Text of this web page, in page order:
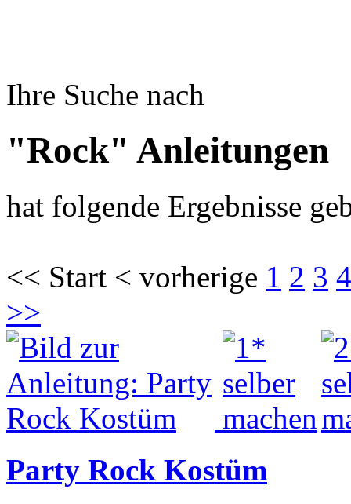
Ihre Suche nach
"Rock" Anleitungen
hat folgende Ergebnisse
<< Start < vorherige 1 2 3 4
>>
Party Rock Kostüm